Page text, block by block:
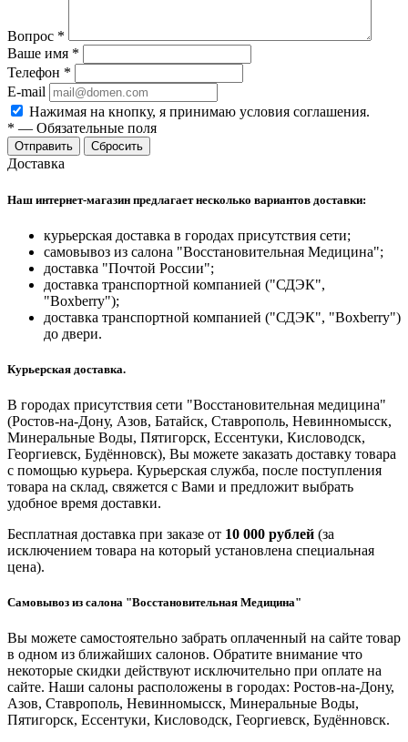
Вопрос *
Ваше имя *
Телефон *
E-mail
Нажимая на кнопку, я принимаю условия соглашения.
* — Обязательные поля
Отправить Сбросить
Доставка
Наш интернет-магазин предлагает несколько вариантов доставки:
курьерская доставка в городах присутствия сети;
самовывоз из салона "Восстановительная Медицина";
доставка "Почтой России";
доставка транспортной компанией ("СДЭК",
"Boxberry");
доставка транспортной компанией ("СДЭК", "Boxberry")
до двери.
Курьерская доставка.
В городах присутствия сети "Восстановительная медицина"
(Ростов-на-Дону, Азов, Батайск, Ставрополь, Невинномысск,
Минеральные Воды, Пятигорск, Ессентуки, Кисловодск,
Георгиевск, Будённовск), Вы можете заказать доставку товара
с помощью курьера. Курьерская служба, после поступления
товара на склад, свяжется с Вами и предложит выбрать
удобное время доставки.
Бесплатная доставка при заказе от 10 000 рублей (за
исключением товара на который установлена специальная
цена).
Самовывоз из салона "Восстановительная Медицина"
Вы можете самостоятельно забрать оплаченный на сайте товар
в одном из ближайших салонов. Обратите внимание что
некоторые скидки действуют исключительно при оплате на
сайте. Наши салоны расположены в городах: Ростов-на-Дону,
Азов, Ставрополь, Невинномысск, Минеральные Воды,
Пятигорск, Ессентуки, Кисловодск, Георгиевск, Будённовск.